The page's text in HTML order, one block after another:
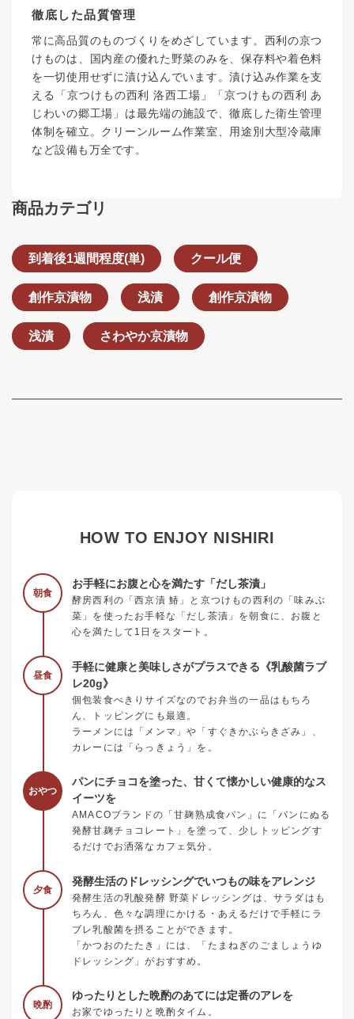
徹底した品質管理
常に高品質のものづくりをめざしています。西利の京つ
けものは、国内産の優れた野菜のみを、保存料や着色料
を一切使用せずに漬け込んでいます。漬け込み作業を支
える「京つけもの西利 洛西工場」「京つけもの西利 あ
じわいの郷工場」は最先端の施設で、徹底した衛生管理
体制を確立。クリーンルーム作業室、用途別大型冷蔵庫
など設備も万全です。
商品カテゴリ
到着後1週間程度(単) クール便
創作京漬物 浅漬 創作京漬物
浅漬 さわやか京漬物
HOW TO ENJOY NISHIRI
朝食
お手軽にお腹と心を満たす「だし茶漬」
酵房西利の「西京漬 鰆」と京つけもの西利の「味みぶ
菜」を使ったお手軽な「だし茶漬」を朝食に、お腹と
心を満たして1日をスタート。
昼食
手軽に健康と美味しさがプラスできる《乳酸菌ラブ
レ20g》
個包装食べきりサイズなのでお弁当の一品はもちろ
ん、トッピングにも最適。
ラーメンには「メンマ」や「すぐきかぶらきざみ」、
カレーには「らっきょう」を。
おやつ
パンにチョコを塗った、甘くて懐かしい健康的なス
イーツを
AMACOブランドの「甘麹熟成食パン」に「パンにぬる
発酵甘麹チョコレート」を塗って、少しトッピングす
るだけでお洒落なカフェ気分。
夕食
発酵生活のドレッシングでいつもの味をアレンジ
発酵生活の乳酸発酵 野菜ドレッシングは、サラダはも
ちろん、色々な調理にかける・あえるだけで手軽にラ
ブレ乳酸菌を摂ることができます。
「かつおのたたき」には、「たまねぎのごましょうゆ
ドレッシング」がおすすめ。
晩酌
ゆったりとした晩酌のあてには定番のアレを
お家でゆったりと晩酌タイム。